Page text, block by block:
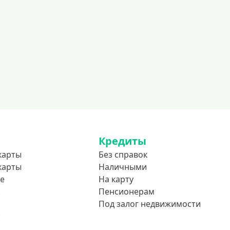
Visa Classic
UnionPay
Кредиты
Без справок
Наличными
На карту
Пенсионерам
Под залог недвижимости